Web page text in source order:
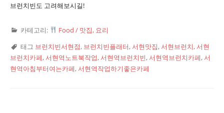
브런치빈도 고려해보시길!
카테고리:
Food / 맛집, 요리
태그 브런치빈서현점, 브런치빈플래터,서현맛집,서현브런치,서현
브런치카페,서현역노트북작업,서현역브런치빈,서현역브런치카페,서
현역아침부터여는카페,서현역작업하기좋은카페